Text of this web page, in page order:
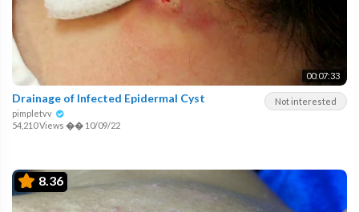
00:07:33
Not interested
Drainage of Infected Epidermal Cyst
pimpletvv
54,210 Views �� 10/09/22
8.36